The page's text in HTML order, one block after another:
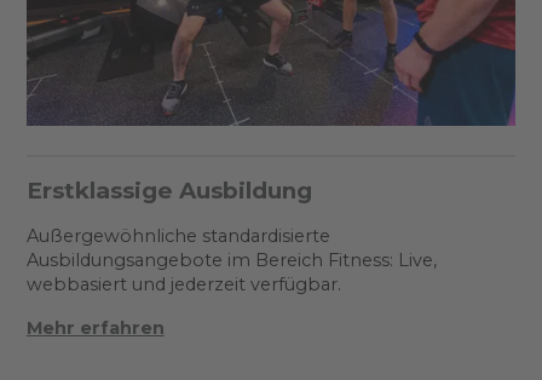
Erstklassige Ausbildung
Außergewöhnliche standardisierte
Ausbildungsangebote im Bereich Fitness: Live,
webbasiert und jederzeit verfügbar.
Mehr erfahren